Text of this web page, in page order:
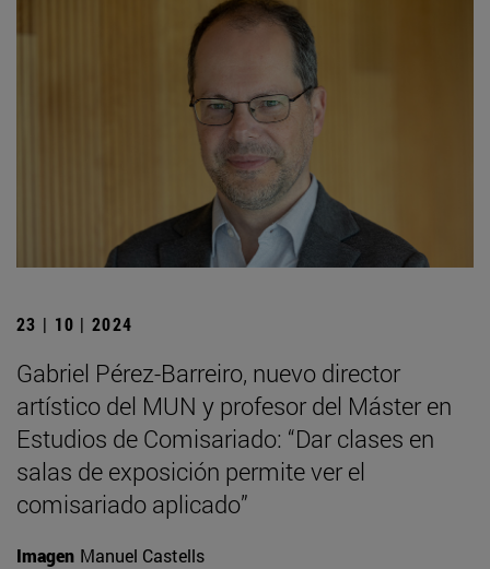
23 | 10 | 2024
Gabriel Pérez-Barreiro, nuevo director
artístico del MUN y profesor del Máster en
Estudios de Comisariado: “Dar clases en
salas de exposición permite ver el
comisariado aplicado”
Imagen Manuel Castells